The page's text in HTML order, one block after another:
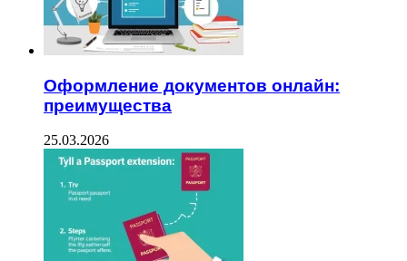
Оформление документов онлайн:
преимущества
25.03.2026